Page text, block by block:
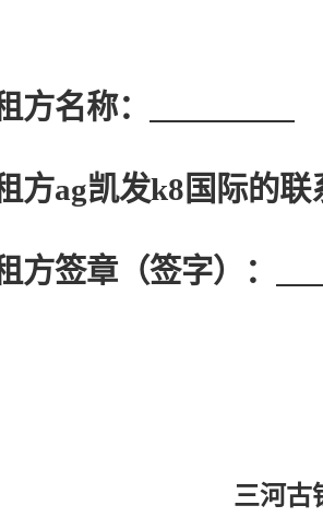
方名称：
方ag凯发k8国际的联
方签章 （签字） ：
三河古